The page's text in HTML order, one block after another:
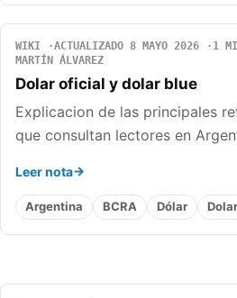
WIKI ACTUALIZADO 8 MAYO 2026
1
MARTÍN ÁLVAREZ
Dolar oficial y dolar blue
Explicacion de las principales
que consultan lectores en
Leer nota
Argentina BCRA Dólar